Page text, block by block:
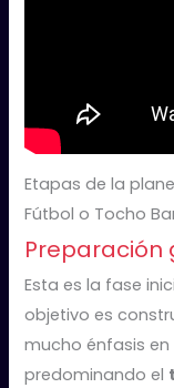
Etapas de la
Fútbol o Tocho
Preparación
Esta es la fase
objetivo es
mucho énfasis
predominando el